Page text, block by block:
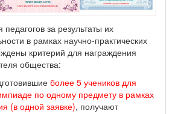
за результаты их
в рамках научно-практических
критерий для награждения
общества:
более 5 учеников для
по одному предмету в рамках
(в одной заявке), получают